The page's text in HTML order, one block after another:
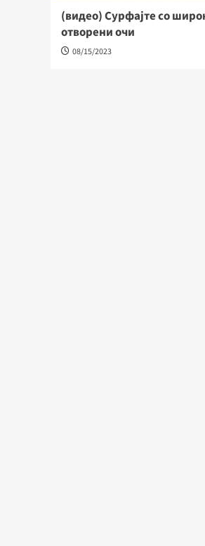
(видео) Сурфајте со
отворени очи
08/15/2023